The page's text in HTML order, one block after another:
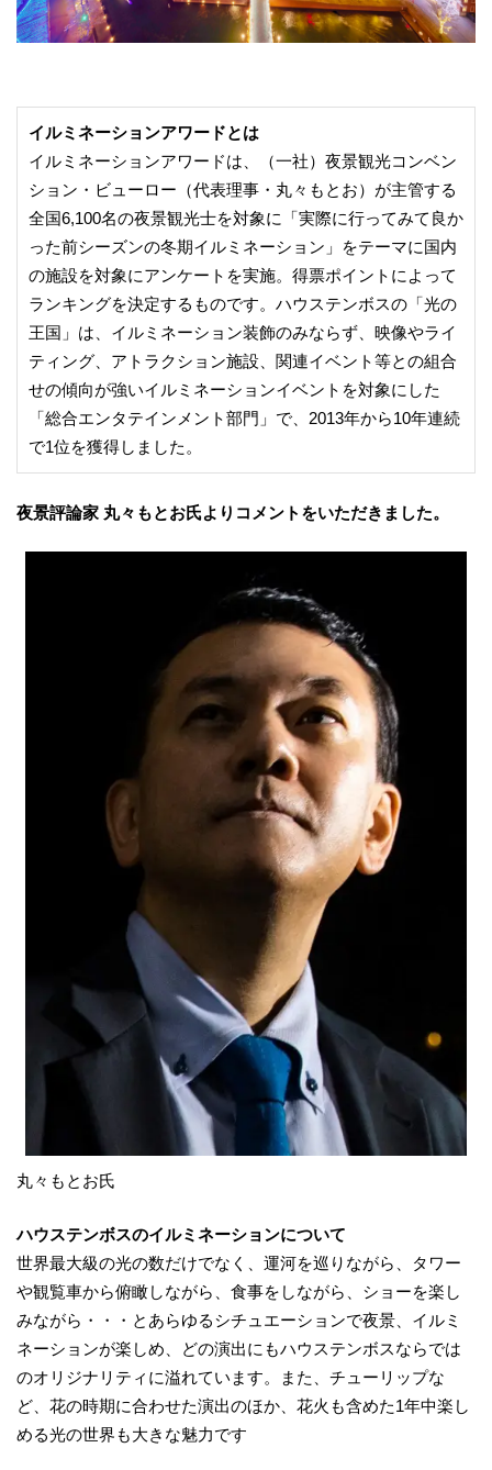
イルミネーションアワードとは
イルミネーションアワードは、（一社）夜景観光コンベン
ション・ビューロー（代表理事・丸々もとお）が主管する
全国6,100名の夜景観光士を対象に「実際に行ってみて良か
った前シーズンの冬期イルミネーション」をテーマに国内
の施設を対象にアンケートを実施。得票ポイントによって
ランキングを決定するものです。ハウステンボスの「光の
王国」は、イルミネーション装飾のみならず、映像やライ
ティング、アトラクション施設、関連イベント等との組合
せの傾向が強いイルミネーションイベントを対象にした
「総合エンタテインメント部門」で、2013年から10年連続
で1位を獲得しました。
夜景評論家 丸々もとお氏よりコメントをいただきました。
丸々もとお氏
ハウステンボスのイルミネーションについて
世界最大級の光の数だけでなく、運河を巡りながら、タワー
や観覧車から俯瞰しながら、食事をしながら、ショーを楽し
みながら・・・とあらゆるシチュエーションで夜景、イルミ
ネーションが楽しめ、どの演出にもハウステンボスならでは
のオリジナリティに溢れています。また、チューリップな
ど、花の時期に合わせた演出のほか、花火も含めた1年中楽し
める光の世界も大きな魅力です